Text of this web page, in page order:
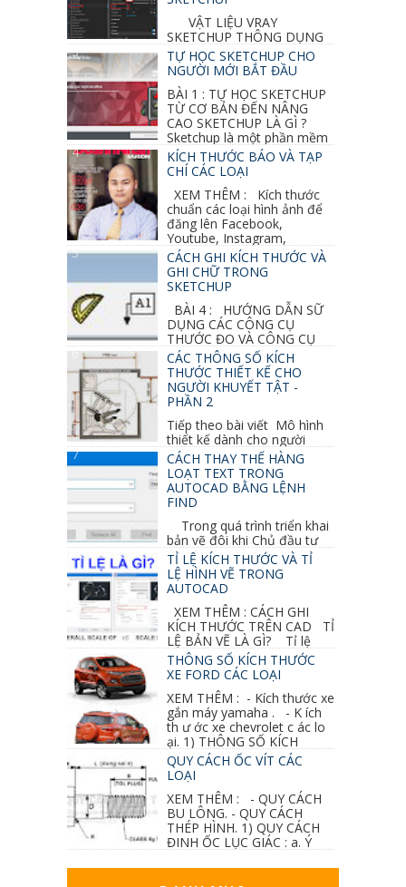
VẬT LIỆU VRAY
SKETCHUP THÔNG DỤNG
NHẤT 1. VẬT LIỆU VRAY INOX BÓNG: ●
Diffuse : đen ● Reflection color ...
TỰ HỌC SKETCHUP CHO
NGƯỜI MỚI BẮT ĐẦU
BÀI 1 : TỰ HỌC SKETCHUP
TỪ CƠ BẢN ĐẾN NÂNG
CAO SKETCHUP LÀ GÌ ?
Sketchup là một phần mềm
vẽ 3d của Google, nó khá dễ sữ...
KÍCH THƯỚC BÁO VÀ TẠP
CHÍ CÁC LOẠI
XEM THÊM : Kích thước
chuẩn các loại hình ảnh để
đăng lên Facebook,
Youtube, Instagram,
Linkedin, Pinterest...CÁCH GHI KÍCH THƯỚC VÀ
GHI CHỮ TRONG
SKETCHUP
BÀI 4 : HƯỚNG DẪN SỮ
DỤNG CÁC CÔNG CỤ
THƯỚC ĐO VÀ CÔNG CỤ
GHI CHỮ 2D, 3D TRONG SKETCHUP Ở bài
học trước ta đã...
CÁC THÔNG SỐ KÍCH
THƯỚC THIẾT KẾ CHO
NGƯỜI KHUYẾT TẬT -
PHẦN 2
Tiếp theo bài viết Mô hình
thiết kế dành cho người
khuyết tật ở phần 1 chúng ta cùng tìm hiểu
thêm các vấn đề và...
CÁCH THAY THẾ HÀNG
LOẠT TEXT TRONG
AUTOCAD BẰNG LỆNH
FIND
Trong quá trình triển khai
bản vẽ đôi khi Chủ đầu tư
thay đổi thiết kế hoặc do bản vẽ mình ghi chú
sai mục nào đó...
TỈ LỆ KÍCH THƯỚC VÀ TỈ
LỆ HÌNH VẼ TRONG
AUTOCAD
XEM THÊM : CÁCH GHI
KÍCH THƯỚC TRÊN CAD TỈ
LỆ BẢN VẼ LÀ GÌ? Tỉ lệ
của hình vẽ trong bản vẽ thiết kế kiến trúc...
THÔNG SỐ KÍCH THƯỚC
XE FORD CÁC LOẠI
XEM THÊM : - Kích thước xe
gắn máy yamaha . - K ích
th ư ớc xe chevrolet c ác lo
ại. 1) THÔNG SỐ KÍCH
QUY CÁCH ỐC VÍT CÁC
LOẠI
XEM THÊM : - QUY CÁCH
BU LÔNG. - QUY CÁCH
THÉP HÌNH. 1) QUY CÁCH
ĐINH ỐC LỤC GIÁC : a. Ý